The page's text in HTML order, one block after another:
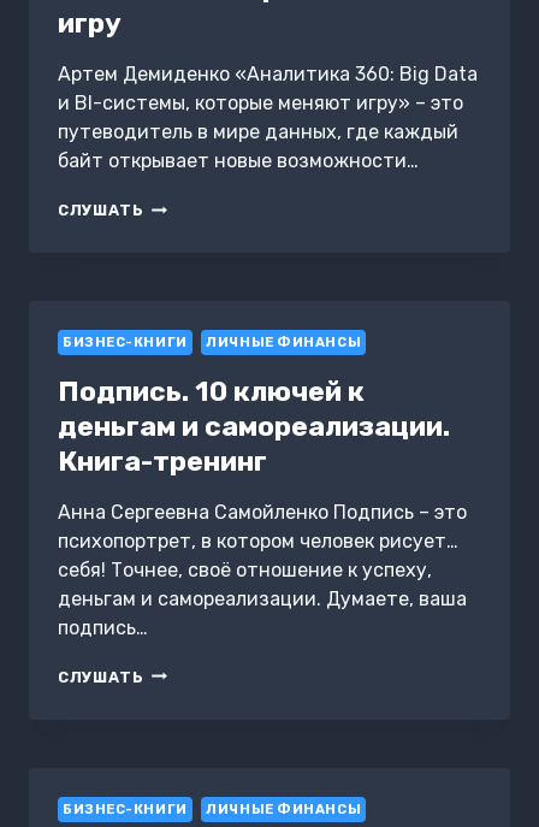
игру
Артем Демиденко «Аналитика 360: Big Data
и BI-системы, которые меняют игру» – это
путеводитель в мире данных, где каждый
байт открывает новые возможности…
СЛУШАТЬ АНАЛИТИКА
СИСТЕМЫ,
МЕНЯЮТ
БИЗНЕС-КНИГИ ЛИЧНЫЕ ФИНАНСЫ
Подпись. 10 ключей к
деньгам и самореализации.
Книга-тренинг
Анна Сергеевна Самойленко Подпись – это
психопортрет, в котором человек рисует…
себя! Точнее, своё отношение к успеху,
деньгам и самореализации. Думаете, ваша
подпись…
СЛУШАТЬ ПОДПИСЬ.
САМОРЕАЛИЗАЦИИ.
БИЗНЕС-КНИГИ ЛИЧНЫЕ ФИНАНСЫ